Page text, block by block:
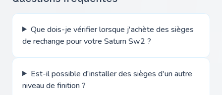
Que dois-je vérifier lorsque j'achète des sièges
de rechange pour votre Saturn Sw2 ?
Est-il possible d'installer des sièges d'un autre
niveau de finition ?